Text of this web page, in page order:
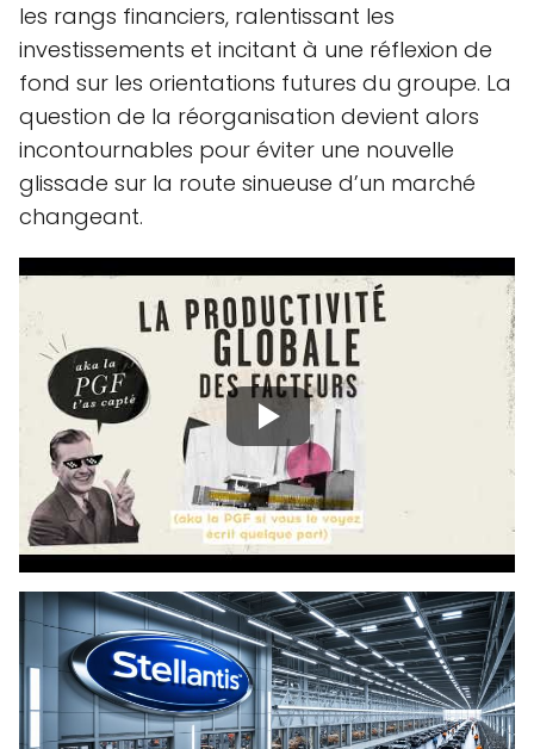
les rangs financiers, ralentissant les
investissements et incitant à une réflexion de
fond sur les orientations futures du groupe. La
question de la réorganisation devient alors
incontournables pour éviter une nouvelle
glissade sur la route sinueuse d’un marché
changeant.